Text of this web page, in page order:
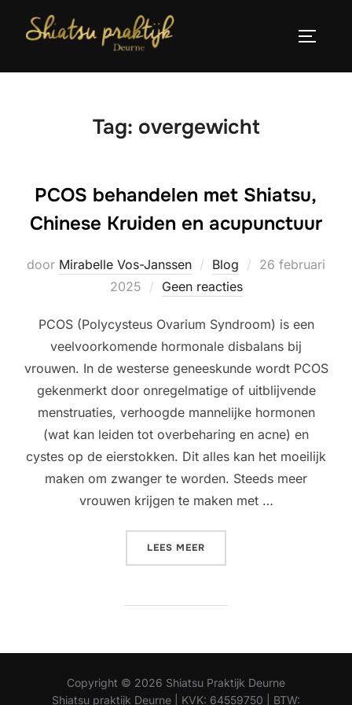
inhoud
Tag: overgewicht
PCOS behandelen met Shiatsu,
Chinese Kruiden en acupunctuur
door Mirabelle Vos-Janssen Blog
Geplaatst
26 februari
2025
Geen reacties
PCOS (Polycysteus Ovarium Syndroom) is een
veelvoorkomende hormonale disbalans bij
vrouwen. In de westerse geneeskunde wordt PCOS
gekenmerkt door onregelmatige of uitblijvende
menstruaties, verhoogde mannelijke hormonen
(wat kan leiden tot overbeharing en acne) en
cystes op de eierstokken. Dit alles kan het moeilijk
maken om zwanger te worden. Steeds meer
vrouwen krijgen te maken met …
LEES MEER
Copyright © 2026 Shiatsu Praktijk Deurne
Shiatsu praktijk Deurne | KVK: 64559750 | BTW: